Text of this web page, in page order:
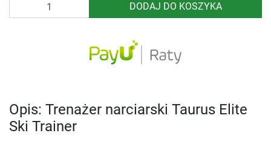
DODAJ DO KOSZYKA
Opis: Trenażer narciarski Taurus Elite
Ski Trainer